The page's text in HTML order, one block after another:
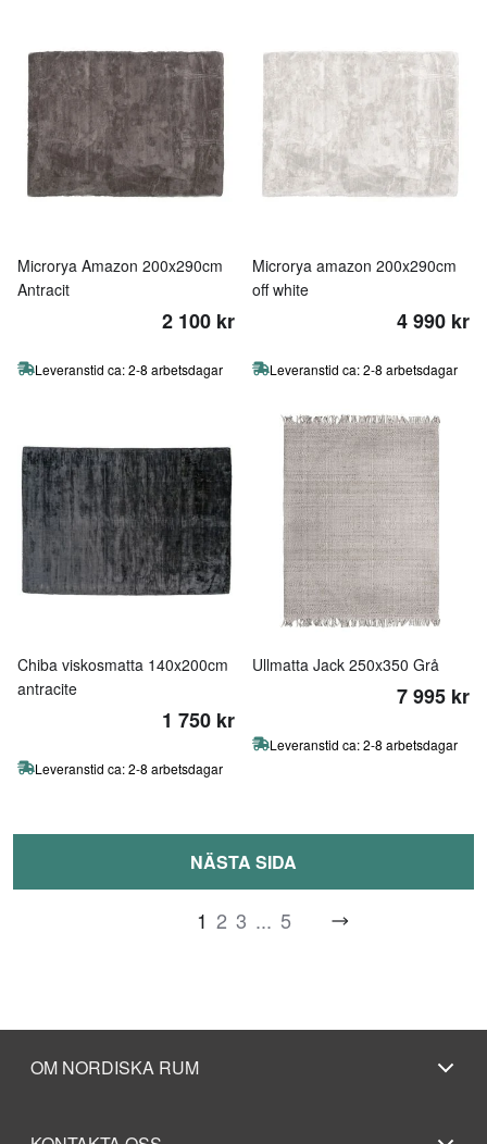
Microrya Amazon 200x290cm
Antracit
2 100 kr
Leveranstid ca: 2-8 arbetsdagar
Microrya amazon 200x290cm
off white
4 990 kr
Leveranstid ca: 2-8 arbetsdagar
Chiba viskosmatta 140x200cm
antracite
1 750 kr
Leveranstid ca: 2-8 arbetsdagar
Ullmatta Jack 250x350 Grå
7 995 kr
Leveranstid ca: 2-8 arbetsdagar
NÄSTA SIDA
1 2 3 ... 5
OM NORDISKA RUM